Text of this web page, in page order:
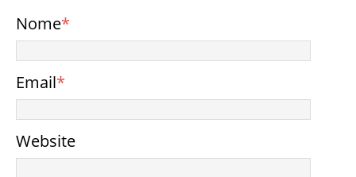
Nome*
Email*
Website